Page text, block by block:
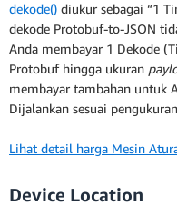
dekode() diukur sebagai “1
dekode Protobuf-to-JSON
Anda membayar 1 Dekode
Protobuf hingga ukuran
membayar tambahan untuk
Dijalankan sesuai
Lihat detail harga Mesin
Device Location